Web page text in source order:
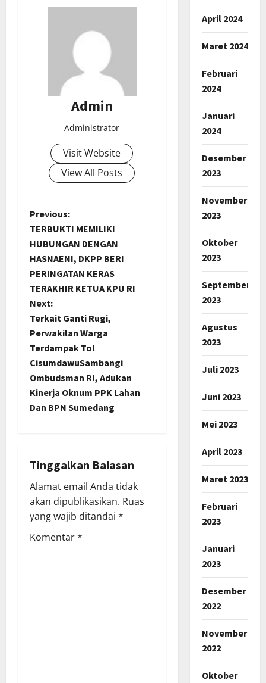
Admin
Administrator
Visit Website
View All Posts
P
o
s
t
n
a
v
i
g
t
i
o
n
Previous:
TERBUKTI MEMILIKI
HUBUNGAN DENGAN
HASNAENI, DKPP BERI
PERINGATAN KERAS
TERAKHIR KETUA KPU RI
Next:
Terkait Ganti Rugi,
Perwakilan Warga
Terdampak Tol
CisumdawuSambangi
Ombudsman RI, Adukan
Kinerja Oknum PPK Lahan
Dan BPN Sumedang
Tinggalkan Balasan
Alamat email Anda tidak
akan dipublikasikan. Ruas
yang wajib ditandai *
Komentar*
April 2024
Maret 2024
Februari
2024
Januari
2024
Desember
2023
November
2023
Oktober
2023
September
2023
Agustus
2023
Juli 2023
Juni 2023
Mei 2023
April 2023
Maret 2023
Februari
2023
Januari
2023
Desember
2022
November
2022
Oktober